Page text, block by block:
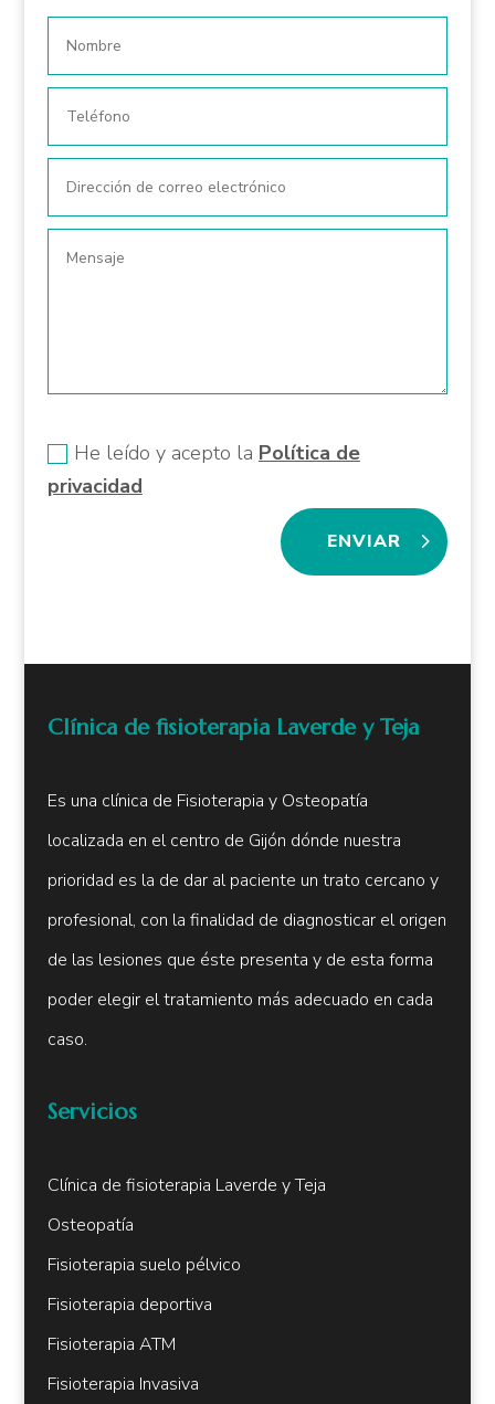
He leído y acepto la Política de
privacidad
ENVIAR
Clínica de fisioterapia Laverde y Teja
Es una clínica de Fisioterapia y Osteopatía
localizada en el centro de Gijón dónde nuestra
prioridad es la de dar al paciente un trato cercano y
profesional, con la finalidad de diagnosticar el origen
de las lesiones que éste presenta y de esta forma
poder elegir el tratamiento más adecuado en cada
caso.
Servicios
Clínica de fisioterapia Laverde y Teja
Osteopatía
Fisioterapia suelo pélvico
Fisioterapia deportiva
Fisioterapia ATM
Fisioterapia Invasiva